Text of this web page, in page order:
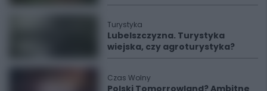
Turystyka
Lubelszczyzna. Turystyka
wiejska, czy agroturystyka?
Czas Wolny
Polski Tomorrowland? Ambitne